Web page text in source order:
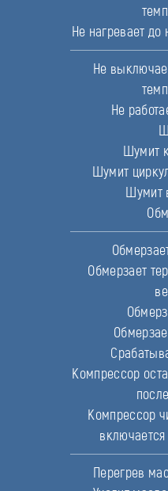
Не нагревает
Не
Не
Шумит
Шумит
Шумит
Обмерзает
Компрессор
Компрессор
Перегрев